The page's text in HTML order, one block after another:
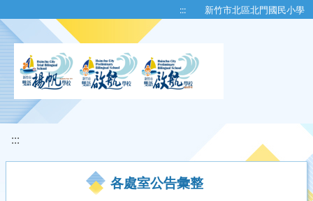
::: 新竹市北區北門國民小學
:::
各處室公告彙整